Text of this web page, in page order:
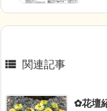
 関連記事
✿花壇